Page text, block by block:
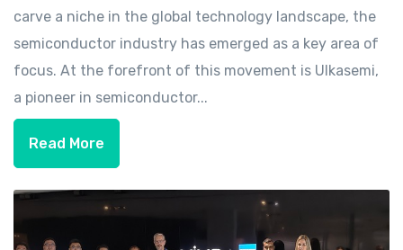
carve a niche in the global technology landscape, the
semiconductor industry has emerged as a key area of
focus. At the forefront of this movement is Ulkasemi,
a pioneer in semiconductor...
Read More